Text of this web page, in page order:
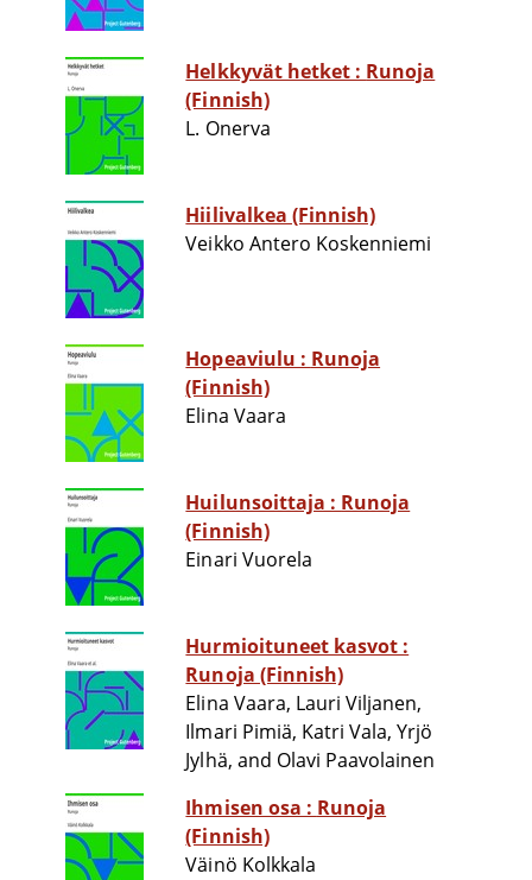
Helkkyvät hetket : Runoja
(Finnish)
L. Onerva
Hiilivalkea (Finnish)
Veikko Antero Koskenniemi
Hopeaviulu : Runoja
(Finnish)
Elina Vaara
Huilunsoittaja : Runoja
(Finnish)
Einari Vuorela
Hurmioituneet kasvot :
Runoja (Finnish)
Elina Vaara, Lauri Viljanen,
Ilmari Pimiä, Katri Vala, Yrjö
Jylhä, and Olavi Paavolainen
Ihmisen osa : Runoja
(Finnish)
Väinö Kolkkala